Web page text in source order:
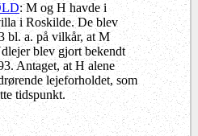
: M og H havde i
i Roskilde. De blev
bl. a. på vilkår, at M
blev gjort bekendt
Antaget, at H alene
lejeforholdet, som
tidspunkt.